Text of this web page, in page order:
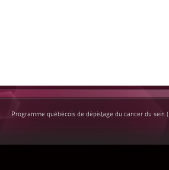
Programme québécois de dépistage du cancer du